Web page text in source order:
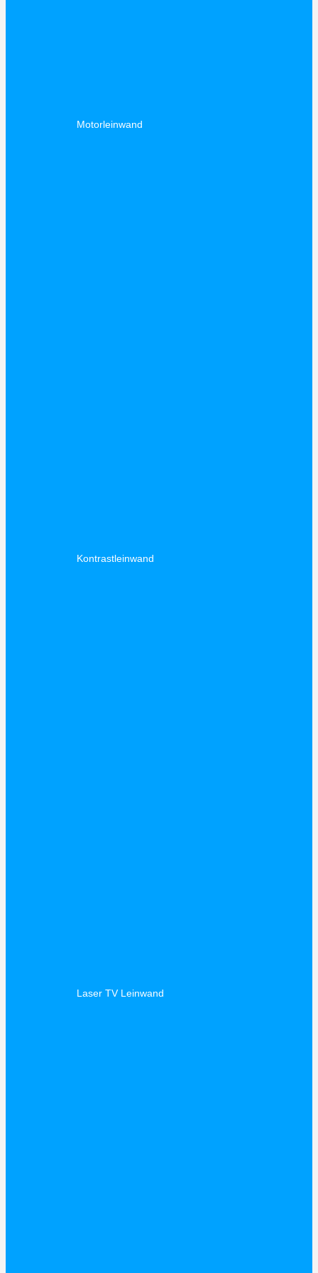
Motorleinwand
Kontrastleinwand
Laser TV Leinwand